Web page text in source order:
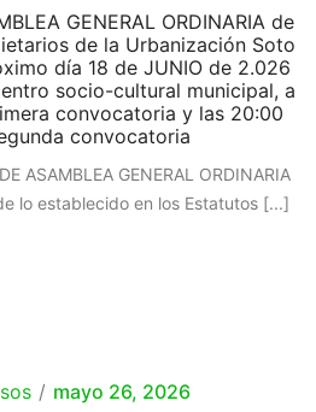
GENERAL ORDINARIA de
de la Urbanización Soto
día 18 de JUNIO de 2.026
socio-cultural municipal, a
convocatoria y las 20:00
convocatoria
GENERAL ORDINARIA
establecido en los Estatutos [...]
/ mayo 26, 2026